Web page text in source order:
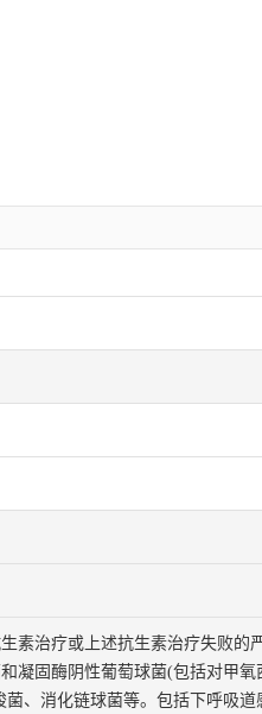
素治疗或上述抗生素治疗失败的
凝固酶阴性葡萄球菌(包括对甲氧
、消化链球菌等。包括下呼吸道